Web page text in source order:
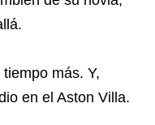
más. Y,
en el Aston Villa.